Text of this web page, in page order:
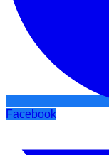
Facebook